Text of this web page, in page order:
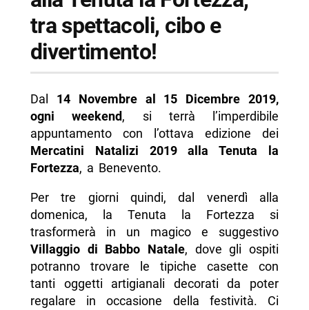
tra spettacoli, cibo e
divertimento!
Dal 14 Novembre al 15 Dicembre 2019,
ogni weekend, si terrà l’imperdibile
appuntamento con l’ottava edizione dei
Mercatini Natalizi 2019 alla Tenuta la
Fortezza, a Benevento.
Per tre giorni quindi, dal venerdì alla
domenica, la Tenuta la Fortezza si
trasformerà in un magico e suggestivo
Villaggio di Babbo Natale, dove gli ospiti
potranno trovare le tipiche casette con
tanti oggetti artigianali decorati da poter
regalare in occasione della festività. Ci